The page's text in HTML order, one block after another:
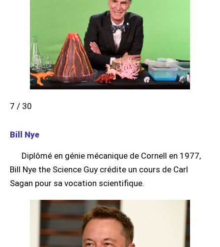
7 / 30
Bill Nye
Diplômé en génie mécanique de Cornell en 1977,
Bill Nye the Science Guy crédite un cours de Carl
Sagan pour sa vocation scientifique.